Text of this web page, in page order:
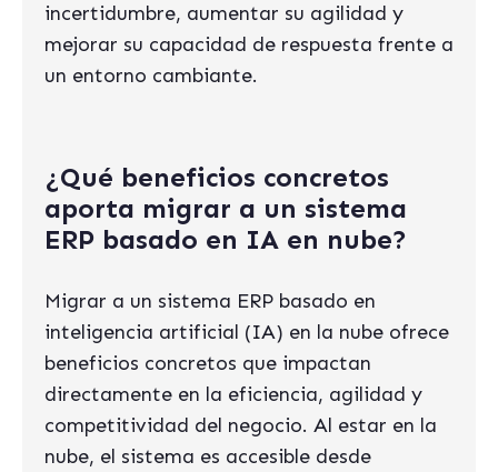
incertidumbre, aumentar su agilidad y
mejorar su capacidad de respuesta frente a
un entorno cambiante.
¿Qué beneficios concretos
aporta migrar a un sistema
ERP basado en IA en nube?
Migrar a un sistema ERP basado en
inteligencia artificial (IA) en la nube ofrece
beneficios concretos que impactan
directamente en la eficiencia, agilidad y
competitividad del negocio. Al estar en la
nube, el sistema es accesible desde